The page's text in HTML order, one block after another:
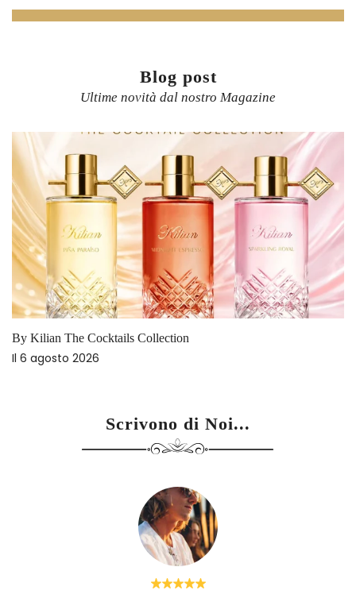
Blog post
Ultime novità dal nostro Magazine
By Kilian The Cocktails Collection
Il 6 agosto 2026
Scrivono di Noi...